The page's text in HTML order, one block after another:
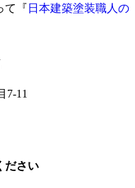
て『 日本建築塗装職人の
7-11
ださい